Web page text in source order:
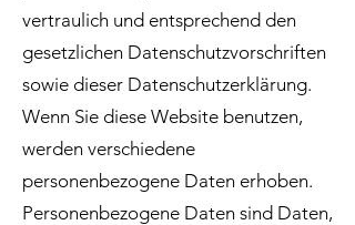
vertraulich und entsprechend den
gesetzlichen Datenschutzvorschriften
sowie dieser Datenschutzerklärung.
Wenn Sie diese Website benutzen,
werden verschiedene
personenbezogene Daten erhoben.
Personenbezogene Daten sind Daten,